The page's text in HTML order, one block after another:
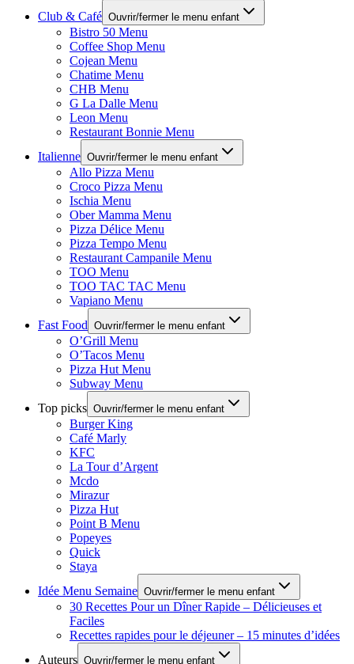
Club & Café Ouvrir/fermer le menu enfant
Bistro 50 Menu
Coffee Shop Menu
Cojean Menu
Chatime Menu
CHB Menu
G La Dalle Menu
Leon Menu
Restaurant Bonnie Menu
Italienne Ouvrir/fermer le menu enfant
Allo Pizza Menu
Croco Pizza Menu
Ischia Menu
Ober Mamma Menu
Pizza Délice Menu
Pizza Tempo Menu
Restaurant Campanile Menu
TOO Menu
TOO TAC TAC Menu
Vapiano Menu
Fast Food Ouvrir/fermer le menu enfant
O’Grill Menu
O’Tacos Menu
Pizza Hut Menu
Subway Menu
Top picks Ouvrir/fermer le menu enfant
Burger King
Café Marly
KFC
La Tour d’Argent
Mcdo
Mirazur
Pizza Hut
Point B Menu
Popeyes
Quick
Staya
Idée Menu Semaine Ouvrir/fermer le menu enfant
30 Recettes Pour un Dîner Rapide – Délicieuses et
Faciles
Recettes rapides pour le déjeuner – 15 minutes d’idées
Auteurs Ouvrir/fermer le menu enfant